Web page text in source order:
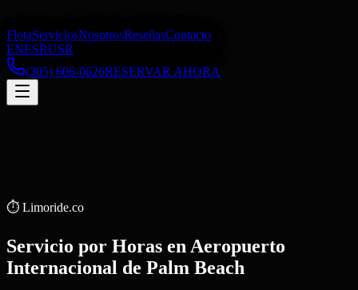
FlotaServiciosNosotrosReseñasContacto
ENESRUSR
(305) 606-0626RESERVAR AHORA
⏱️ Limoride.co
Servicio por Horas en Aeropuerto
Internacional de Palm Beach